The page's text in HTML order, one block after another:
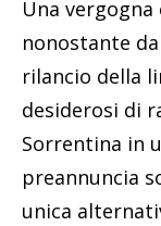
Una
nonostante
rilancio della
desiderosi di
Sorrentina in
preannuncia
unica